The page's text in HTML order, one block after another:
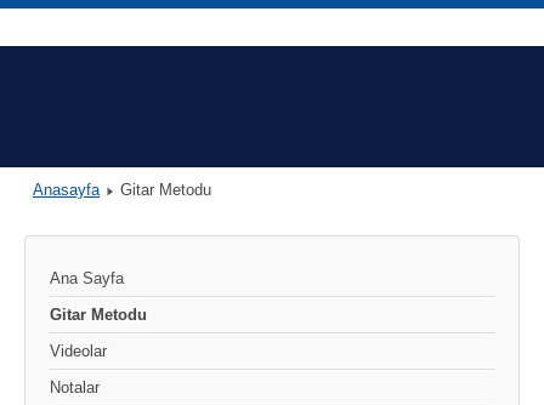
Anasayfa Gitar Metodu
Ana Sayfa
Gitar Metodu
Videolar
Notalar